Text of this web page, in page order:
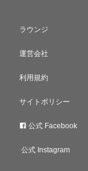
ラウンジ
運営会社
利用規約
サイトポリシー
公式 Facebook
公式 Instagram